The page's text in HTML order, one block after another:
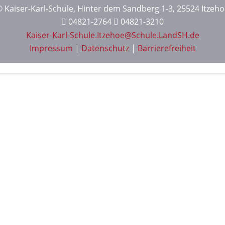
Kaiser-Karl-Schule, Hinter dem Sandberg 1-3, 25524
04821-2764
04821-3210
Kaiser-Karl-Schule.Itzehoe@Schule.LandSH.de
Impressum | Datenschutz| Barrierefreiheit